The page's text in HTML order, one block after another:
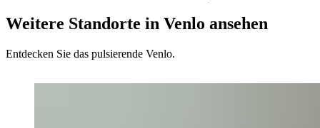
Weitere Standorte in Venlo ansehen
Entdecken Sie das pulsierende Venlo.